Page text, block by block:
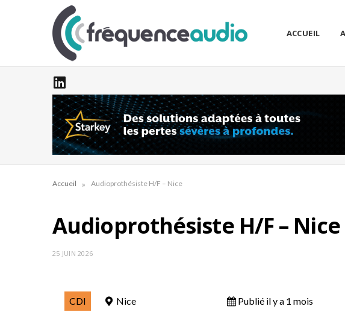
ACCUEIL
Accueil » Audioprothésiste H/F – Nice
Audioprothésiste H/F – Nice
25 JUIN 2026
CDI Nice Publié il y a 1 mois